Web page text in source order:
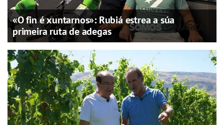
«O fin é xuntarnos»: Rubiá estrea a súa
primeira ruta de adegas